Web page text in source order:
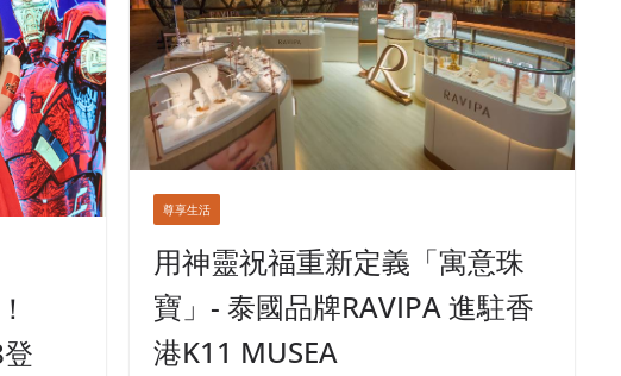
尊享生活
用神靈祝福重新定義「寓意珠
寶」- 泰國品牌RAVIPA 進駐香
港K11 MUSEA